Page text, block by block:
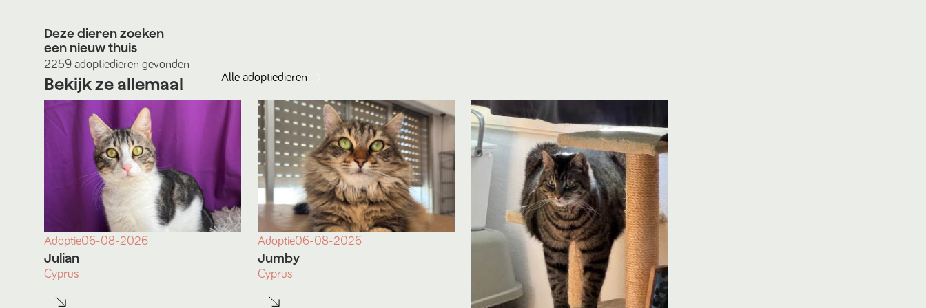
Deze dieren zoeken
een nieuw thuis
2259 adoptiedieren gevonden
Bekijk ze allemaal Alle adoptiedieren
Adoptie06-08-2026
Julian
Cyprus
Adoptie06-08-2026
Jumby
Cyprus